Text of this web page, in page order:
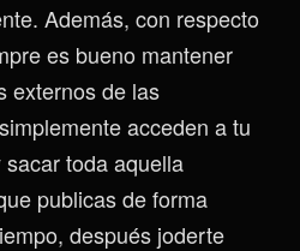
Además, con respecto
es bueno mantener
externos de las
acceden a tu
toda aquella
publicas de forma
después joderte